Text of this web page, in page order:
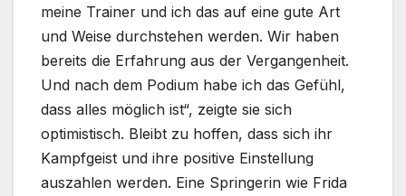
meine Trainer und ich das auf eine gute Art
und Weise durchstehen werden. Wir haben
bereits die Erfahrung aus der Vergangenheit.
Und nach dem Podium habe ich das Gefühl,
dass alles möglich ist“, zeigte sie sich
optimistisch. Bleibt zu hoffen, dass sich ihr
Kampfgeist und ihre positive Einstellung
auszahlen werden. Eine Springerin wie Frida